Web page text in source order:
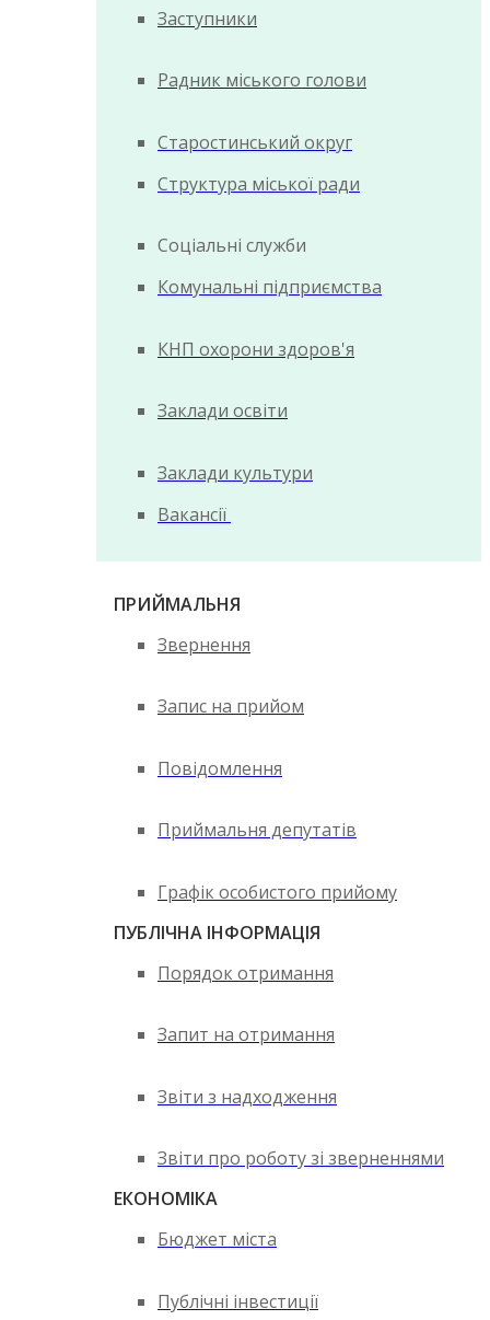
Заступники
Радник міського голови
Старостинський округ
Структура міської ради
Соціальні служби
Комунальні підприємства
КНП охорони здоров'я
Заклади освіти
Заклади культури
Вакансії
ПРИЙМАЛЬНЯ
Звернення
Запис на прийом
Повідомлення
Приймальня депутатів
Графік особистого прийому
ПУБЛІЧНА ІНФОРМАЦІЯ
Порядок отримання
Запит на отримання
Звіти з надходження
Звіти про роботу зі зверненнями
ЕКОНОМІКА
Бюджет міста
Публічні інвестиції